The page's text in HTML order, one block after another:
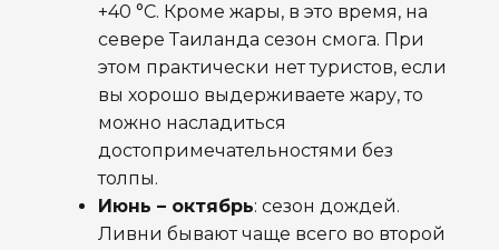
+40 °C. Кроме жары, в это время, на
севере Таиланда сезон смога. При
этом практически нет туристов, если
вы хорошо выдерживаете жару, то
можно насладиться
достопримечательностями без
толпы.
Июнь – октябрь: сезон дождей.
Ливни бывают чаще всего во второй